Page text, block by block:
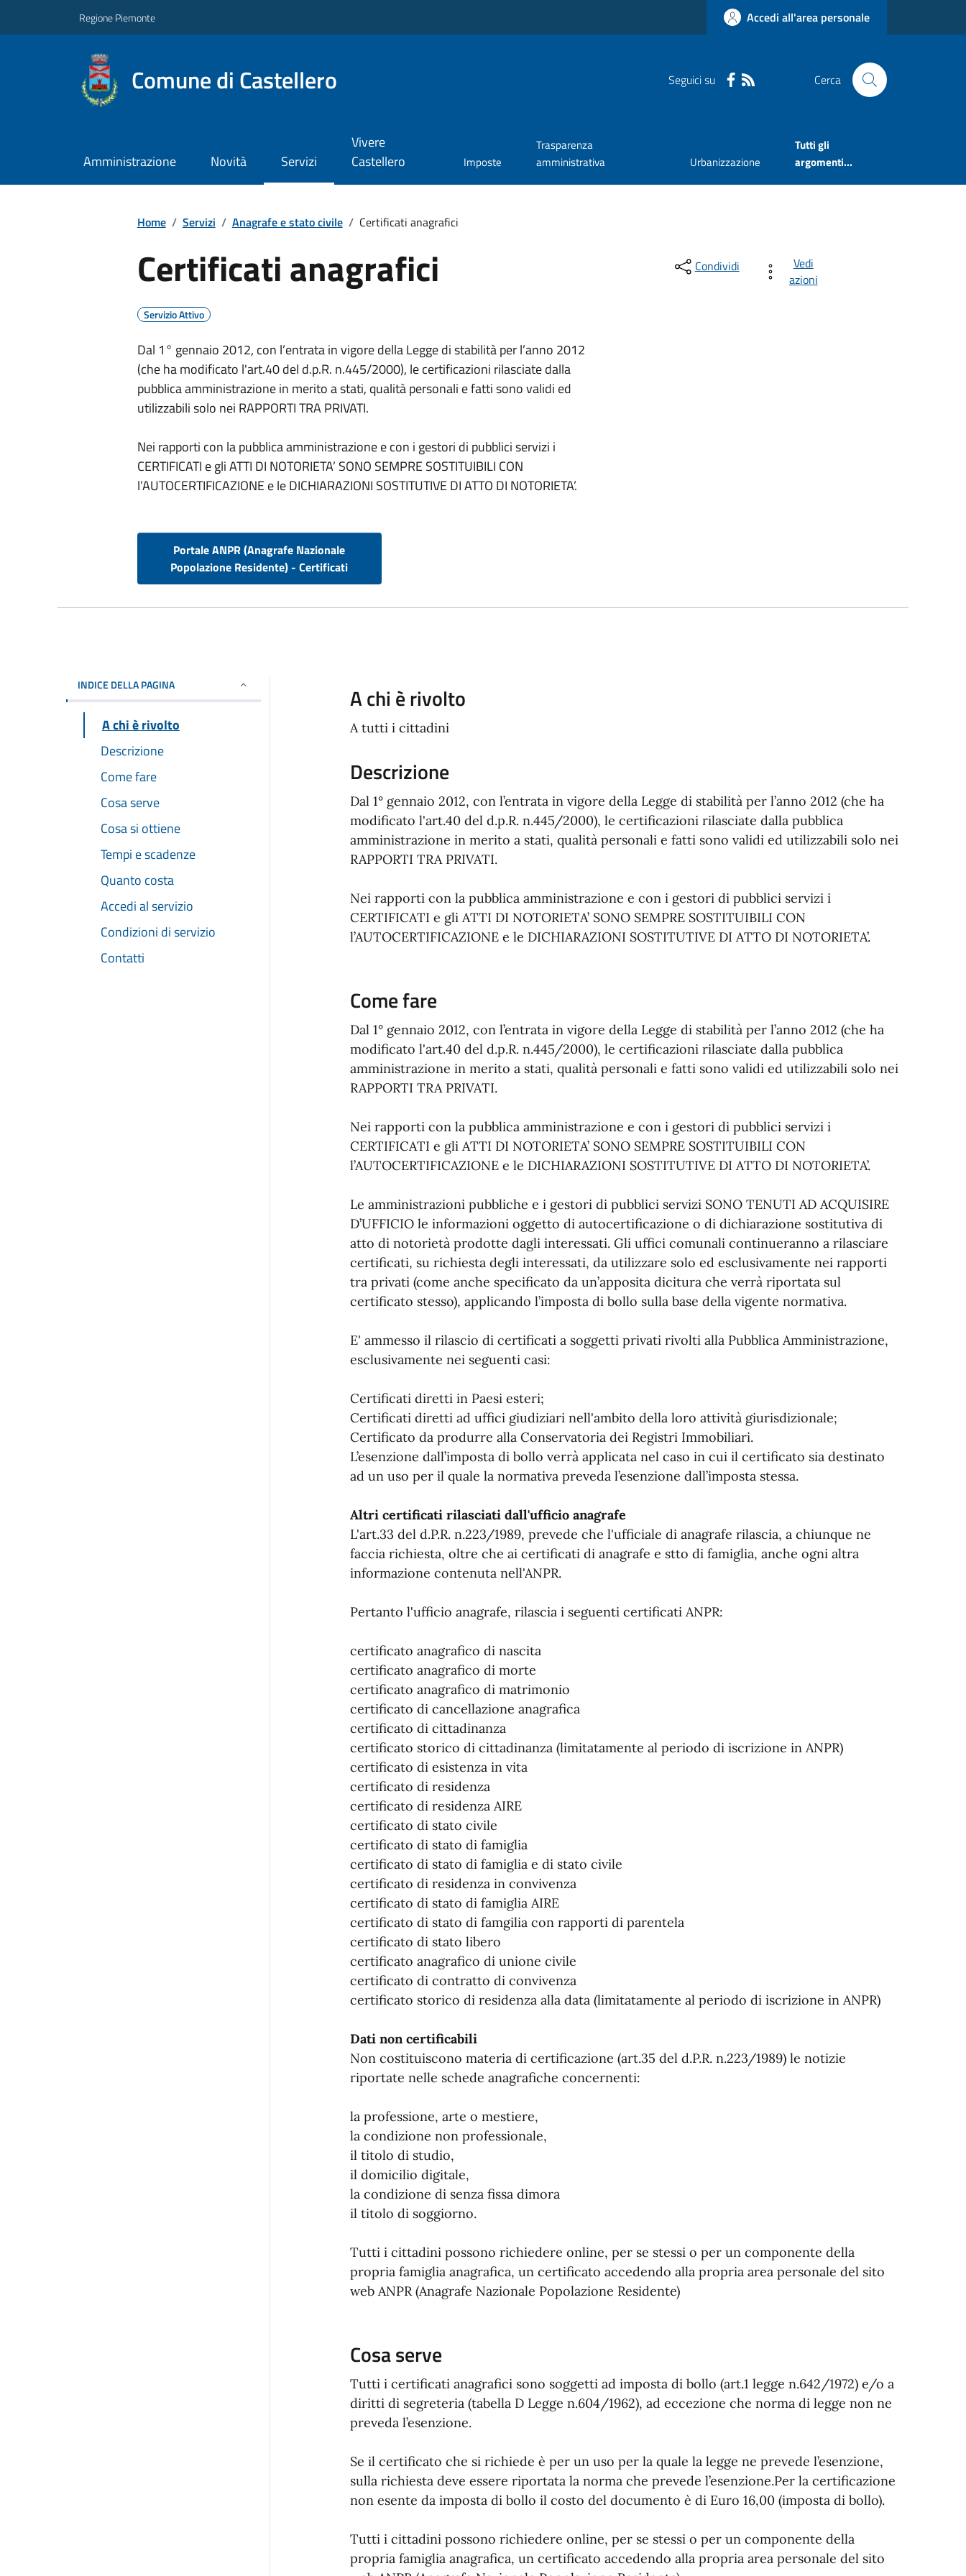
Regione Piemonte Accedi all'area personale
Comune di Castellero Seguici su Cerca
Amministrazione Novità Servizi
Vivere
Castellero
Imposte
Trasparenza
amministrativa
Urbanizzazione
Tutti gli
argomenti...
Home / Servizi / Anagrafe e stato civile / Certificati anagrafici
Certificati anagrafici
Servizio Attivo
Dal 1° gennaio 2012, con l’entrata in vigore della Legge di stabilità per l’anno 2012
(che ha modificato l'art.40 del d.p.R. n.445/2000), le certificazioni rilasciate dalla
pubblica amministrazione in merito a stati, qualità personali e fatti sono validi ed
utilizzabili solo nei RAPPORTI TRA PRIVATI.
Nei rapporti con la pubblica amministrazione e con i gestori di pubblici servizi i
CERTIFICATI e gli ATTI DI NOTORIETA’ SONO SEMPRE SOSTITUIBILI CON
l’AUTOCERTIFICAZIONE e le DICHIARAZIONI SOSTITUTIVE DI ATTO DI NOTORIETA’.
Portale ANPR (Anagrafe Nazionale
Popolazione Residente) - Certificati
Condividi
Vedi
azioni
INDICE DELLA PAGINA
A chi è rivolto
Descrizione
Come fare
Cosa serve
Cosa si ottiene
Tempi e scadenze
Quanto costa
Accedi al servizio
Condizioni di servizio
Contatti
A chi è rivolto
A tutti i cittadini
Descrizione
Dal 1° gennaio 2012, con l’entrata in vigore della Legge di stabilità per l’anno 2012 (che ha
modificato l'art.40 del d.p.R. n.445/2000), le certificazioni rilasciate dalla pubblica
amministrazione in merito a stati, qualità personali e fatti sono validi ed utilizzabili solo nei
RAPPORTI TRA PRIVATI.
Nei rapporti con la pubblica amministrazione e con i gestori di pubblici servizi i
CERTIFICATI e gli ATTI DI NOTORIETA’ SONO SEMPRE SOSTITUIBILI CON
l’AUTOCERTIFICAZIONE e le DICHIARAZIONI SOSTITUTIVE DI ATTO DI NOTORIETA’.
Come fare
Dal 1° gennaio 2012, con l’entrata in vigore della Legge di stabilità per l’anno 2012 (che ha
modificato l'art.40 del d.p.R. n.445/2000), le certificazioni rilasciate dalla pubblica
amministrazione in merito a stati, qualità personali e fatti sono validi ed utilizzabili solo nei
RAPPORTI TRA PRIVATI.
Nei rapporti con la pubblica amministrazione e con i gestori di pubblici servizi i
CERTIFICATI e gli ATTI DI NOTORIETA’ SONO SEMPRE SOSTITUIBILI CON
l’AUTOCERTIFICAZIONE e le DICHIARAZIONI SOSTITUTIVE DI ATTO DI NOTORIETA’.
Le amministrazioni pubbliche e i gestori di pubblici servizi SONO TENUTI AD ACQUISIRE
D’UFFICIO le informazioni oggetto di autocertificazione o di dichiarazione sostitutiva di
atto di notorietà prodotte dagli interessati. Gli uffici comunali continueranno a rilasciare
certificati, su richiesta degli interessati, da utilizzare solo ed esclusivamente nei rapporti
tra privati (come anche specificato da un’apposita dicitura che verrà riportata sul
certificato stesso), applicando l’imposta di bollo sulla base della vigente normativa.
E' ammesso il rilascio di certificati a soggetti privati rivolti alla Pubblica Amministrazione,
esclusivamente nei seguenti casi:
Certificati diretti in Paesi esteri;
Certificati diretti ad uffici giudiziari nell'ambito della loro attività giurisdizionale;
Certificato da produrre alla Conservatoria dei Registri Immobiliari.
L’esenzione dall’imposta di bollo verrà applicata nel caso in cui il certificato sia destinato
ad un uso per il quale la normativa preveda l’esenzione dall’imposta stessa.
Altri certificati rilasciati dall'ufficio anagrafe
L'art.33 del d.P.R. n.223/1989, prevede che l'ufficiale di anagrafe rilascia, a chiunque ne
faccia richiesta, oltre che ai certificati di anagrafe e stto di famiglia, anche ogni altra
informazione contenuta nell'ANPR.
Pertanto l'ufficio anagrafe, rilascia i seguenti certificati ANPR:
certificato anagrafico di nascita
certificato anagrafico di morte
certificato anagrafico di matrimonio
certificato di cancellazione anagrafica
certificato di cittadinanza
certificato storico di cittadinanza (limitatamente al periodo di iscrizione in ANPR)
certificato di esistenza in vita
certificato di residenza
certificato di residenza AIRE
certificato di stato civile
certificato di stato di famiglia
certificato di stato di famiglia e di stato civile
certificato di residenza in convivenza
certificato di stato di famiglia AIRE
certificato di stato di famgilia con rapporti di parentela
certificato di stato libero
certificato anagrafico di unione civile
certificato di contratto di convivenza
certificato storico di residenza alla data (limitatamente al periodo di iscrizione in ANPR)
Dati non certificabili
Non costituiscono materia di certificazione (art.35 del d.P.R. n.223/1989) le notizie
riportate nelle schede anagrafiche concernenti:
la professione, arte o mestiere,
la condizione non professionale,
il titolo di studio,
il domicilio digitale,
la condizione di senza fissa dimora
il titolo di soggiorno.
Tutti i cittadini possono richiedere online, per se stessi o per un componente della
propria famiglia anagrafica, un certificato accedendo alla propria area personale del sito
web ANPR (Anagrafe Nazionale Popolazione Residente)
Cosa serve
Tutti i certificati anagrafici sono soggetti ad imposta di bollo (art.1 legge n.642/1972) e/o a
diritti di segreteria (tabella D Legge n.604/1962), ad eccezione che norma di legge non ne
preveda l’esenzione.
Se il certificato che si richiede è per un uso per la quale la legge ne prevede l’esenzione,
sulla richiesta deve essere riportata la norma che prevede l’esenzione.Per la certificazione
non esente da imposta di bollo il costo del documento è di Euro 16,00 (imposta di bollo).
Tutti i cittadini possono richiedere online, per se stessi o per un componente della
propria famiglia anagrafica, un certificato accedendo alla propria area personale del sito